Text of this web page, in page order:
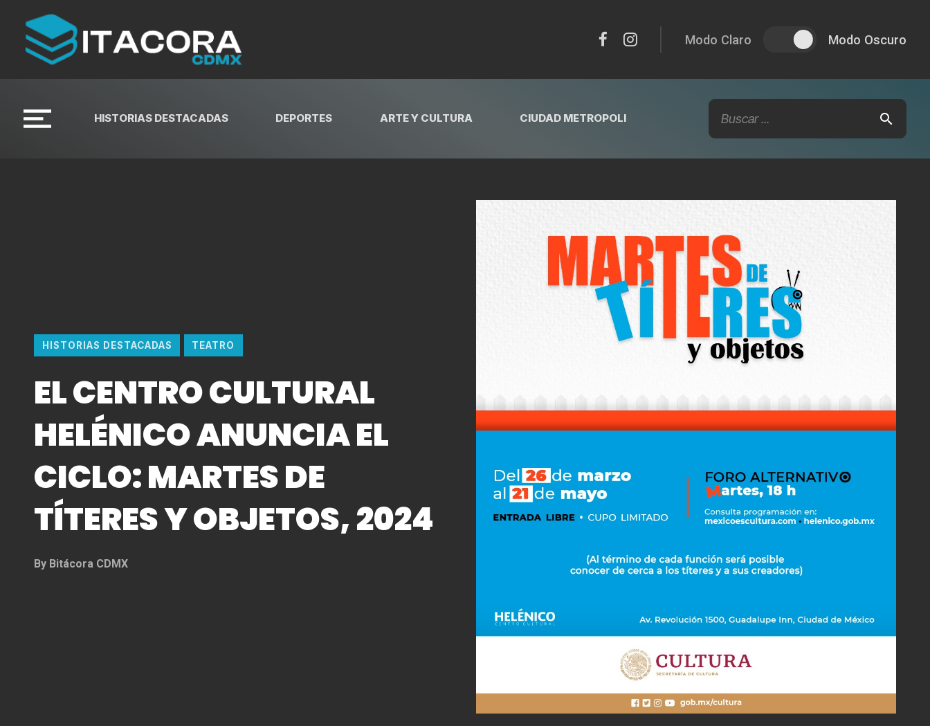
Modo Claro Modo Oscuro
HISTORIAS DESTACADAS DEPORTES ARTE Y CULTURA CIUDAD METROPOLI
HISTORIAS DESTACADAS TEATRO
EL CENTRO CULTURAL
HELÉNICO ANUNCIA EL
CICLO: MARTES DE
TÍTERES Y OBJETOS, 2024
By Bitácora CDMX